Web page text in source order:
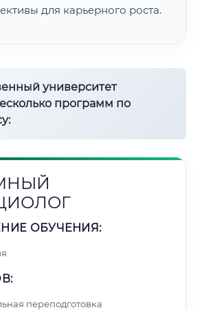
для карьерного роста.
университет
программ по
ОБУЧЕНИЯ:
переподготовка